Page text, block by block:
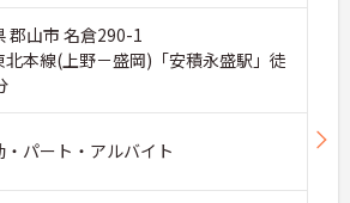
郡山市 名倉290-1
北本線(上野－盛岡)「安積永盛駅」徒
・パート・アルバイト